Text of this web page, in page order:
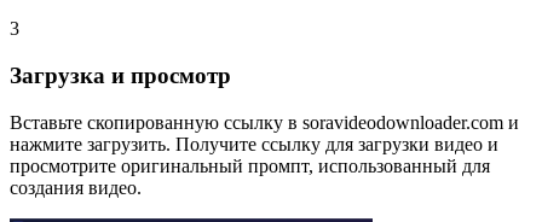
3
Загрузка и просмотр
Вставьте скопированную ссылку в soravideodownloader.com и
нажмите загрузить. Получите ссылку для загрузки видео и
просмотрите оригинальный промпт, использованный для
создания видео.